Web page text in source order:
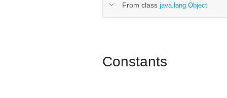
From class java.lang.Object
Constants